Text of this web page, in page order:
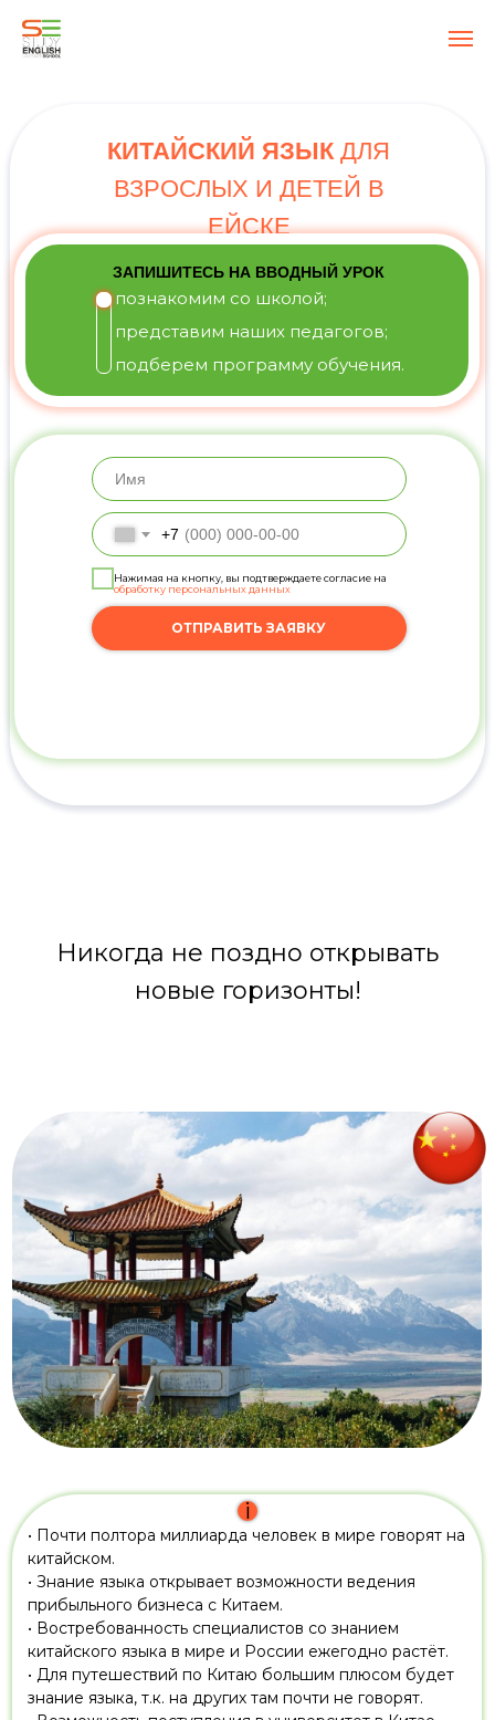
КИТАЙСКИЙ ЯЗЫКДЛЯ
ВЗРОСЛЫХ И ДЕТЕЙ В
ЕЙСКЕ
+7
Нажимая на кнопку, вы подтверждаете согласие на
обработку персональных данных
ОТПРАВИТЬ ЗАЯВКУ
ЗАПИШИТЕСЬ НА ВВОДНЫЙ УРОК
познакомим со школой;
представим наших педагогов;
подберем программу обучения.
Никогда не поздно открывать
новые горизонты!
• Почти полтора миллиарда человек в мире говорят на
китайском.
• Знание языка открывает возможности ведения
прибыльного бизнеса с Китаем.
• Востребованность специалистов со знанием
китайского языка в мире и России ежегодно растёт.
• Для путешествий по Китаю большим плюсом будет
знание языка, т.к. на других там почти не говорят.
i